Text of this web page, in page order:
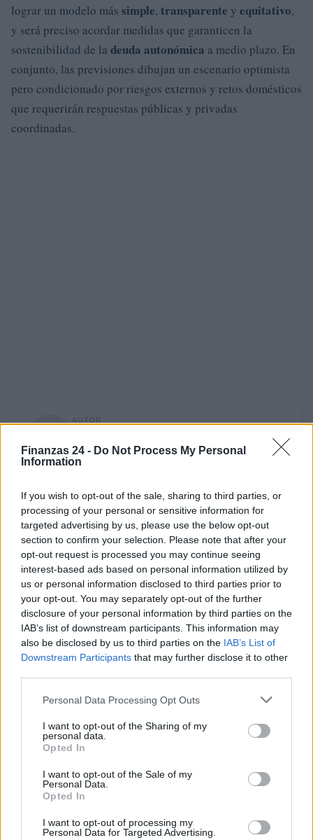
Finanzas 24 - Do Not Process My Personal
Information
If you wish to opt-out of the sale, sharing to third parties, or
processing of your personal or sensitive information for
targeted advertising by us, please use the below opt-out
section to confirm your selection. Please note that after your
opt-out request is processed you may continue seeing
interest-based ads based on personal information utilized by
us or personal information disclosed to third parties prior to
your opt-out. You may separately opt-out of the further
disclosure of your personal information by third parties on the
IAB’s list of downstream participants. This information may
also be disclosed by us to third parties on the IAB’s List of
Downstream Participants that may further disclose it to other
Please note that this website/app uses one or more Google
not limited to your visit or usage behaviour. You may click to
grant or deny consent to Google and its third-party tags to
use your data for below specified purposes in below Google
consent section.
Personal Data Processing Opt Outs
I want to opt-out of the Sharing of my
personal data.
Opted In
I want to opt-out of the Sale of my
Personal Data.
Opted In
I want to opt-out of processing my
Personal Data for Targeted Advertising.
lograr un modelo más simple, transparente y equitativo,
y será preciso acordar medidas que garanticen la
sostenibilidad de la deuda autonómica a medio plazo. En
conjunto, las previsiones dibujan un escenario optimista
pero condicionado por riesgos externos y retos domésticos
que requerirán respuestas públicas y privadas
coordinadas.
AUTOR
Alessandro Tassinari, turinés con el pasaporte
firma relatos de viaje en clave narrativa. En la
redacción prefiere el longform, defiende la
atención al paisaje y conserva un cuaderno
gastado con mapas dibujados a mano.